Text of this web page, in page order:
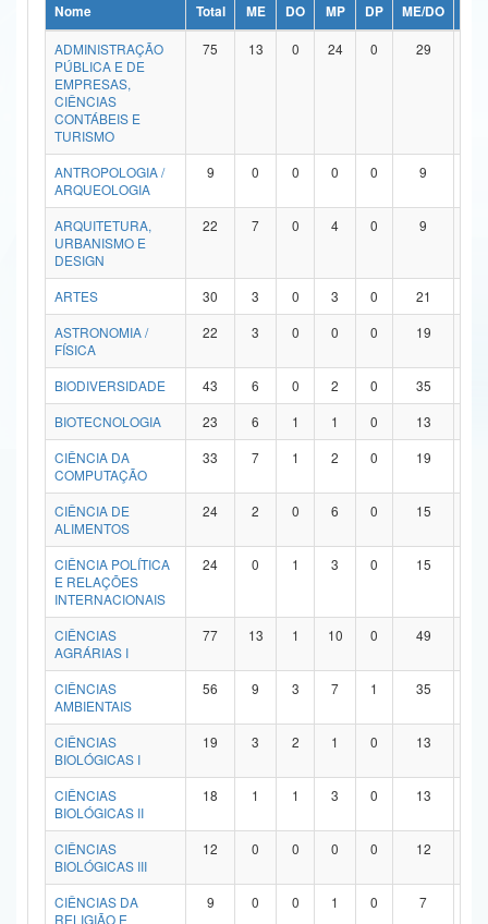
Ministério da Ciência, Tecnologia, Inovações e Comunicações
Ministério do Meio Ambiente
Ministério do Turismo
Ministério do Desenvolvimento Regional
Controladoria-Geral da União
Ministério da Mulher, da Família e dos Direitos Humanos
Secretaria de Governo
Advocacia-Geral da União
Banco Central do Brasil
Nome Total ME DO MP DP ME/DO
ADMINISTRAÇÃO
PÚBLICA E DE
EMPRESAS,
CIÊNCIAS
CONTÁBEIS E
TURISMO
75 13 0 24 0 29
ANTROPOLOGIA /
ARQUEOLOGIA
9 0 0 0 0 9
ARQUITETURA,
URBANISMO E
DESIGN
22 7 0 4 0 9
ARTES 30 3 0 3 0 21
ASTRONOMIA /
FÍSICA
22 3 0 0 0 19
BIODIVERSIDADE 43 6 0 2 0 35
BIOTECNOLOGIA
23 6 1 1 0 13
CIÊNCIA DA
COMPUTAÇÃO
33 7 1 2 0 19
CIÊNCIA DE
ALIMENTOS
24 2 0 6 0 15
CIÊNCIA POLÍTICA
E RELAÇÕES
INTERNACIONAIS
24 0 1 3 0 15
CIÊNCIAS
AGRÁRIAS I
77 13 1 10 0 49
CIÊNCIAS
AMBIENTAIS
56 9 3 7 1 35
CIÊNCIAS
BIOLÓGICAS I
19 3 2 1 0 13
CIÊNCIAS
BIOLÓGICAS II
18 1 1 3 0 13
CIÊNCIAS
BIOLÓGICAS III
12 0 0 0 0 12
CIÊNCIAS DA
RELIGIÃO E
9 0 0 1 0 7